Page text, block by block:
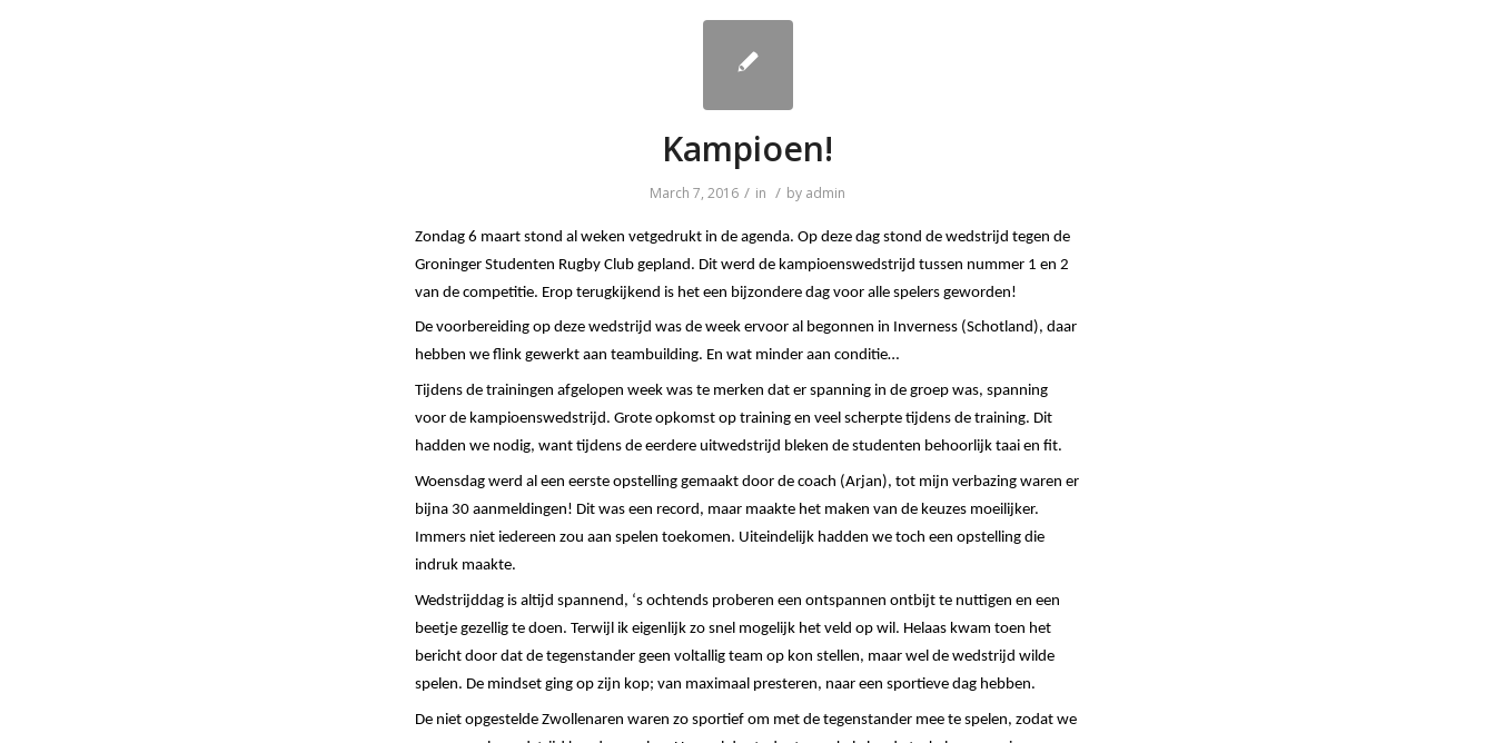
Kampioen!
March 7, 2016 / in / by admin
Zondag 6 maart stond al weken vetgedrukt in de agenda. Op deze dag stond de wedstrijd tegen de
Groninger Studenten Rugby Club gepland. Dit werd de kampioenswedstrijd tussen nummer 1 en 2
van de competitie. Erop terugkijkend is het een bijzondere dag voor alle spelers geworden!
De voorbereiding op deze wedstrijd was de week ervoor al begonnen in Inverness (Schotland), daar
hebben we flink gewerkt aan teambuilding. En wat minder aan conditie…
Tijdens de trainingen afgelopen week was te merken dat er spanning in de groep was, spanning
voor de kampioenswedstrijd. Grote opkomst op training en veel scherpte tijdens de training. Dit
hadden we nodig, want tijdens de eerdere uitwedstrijd bleken de studenten behoorlijk taai en fit.
Woensdag werd al een eerste opstelling gemaakt door de coach (Arjan), tot mijn verbazing waren er
bijna 30 aanmeldingen! Dit was een record, maar maakte het maken van de keuzes moeilijker.
Immers niet iedereen zou aan spelen toekomen. Uiteindelijk hadden we toch een opstelling die
indruk maakte.
Wedstrijddag is altijd spannend, ‘s ochtends proberen een ontspannen ontbijt te nuttigen en een
beetje gezellig te doen. Terwijl ik eigenlijk zo snel mogelijk het veld op wil. Helaas kwam toen het
bericht door dat de tegenstander geen voltallig team op kon stellen, maar wel de wedstrijd wilde
spelen. De mindset ging op zijn kop; van maximaal presteren, naar een sportieve dag hebben.
De niet opgestelde Zwollenaren waren zo sportief om met de tegenstander mee te spelen, zodat we